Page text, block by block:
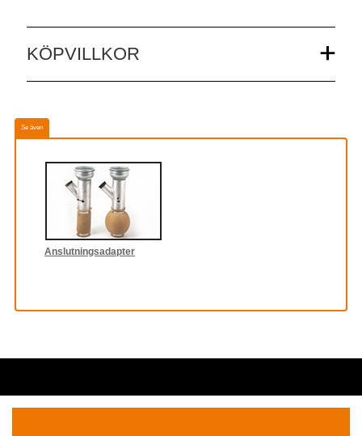
KÖPVILLKOR
Se även
Anslutningsadapter